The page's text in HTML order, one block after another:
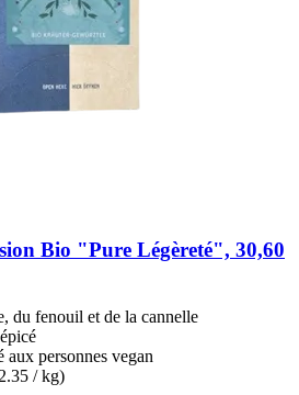
Bio "Pure Légèreté", 30,60
du fenouil et de la cannelle
aux personnes vegan
/ kg)